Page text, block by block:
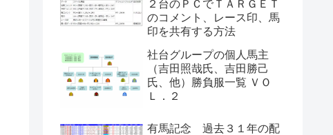
２台のＰＣでＴＡＲＧＥＴ
のコメント、レース印、馬
印を共有する方法
社台グループの個人馬主
（吉田照哉氏、吉田勝己
氏、他）勝負服一覧 ＶＯ
Ｌ．２
有馬記念 過去３１年の配